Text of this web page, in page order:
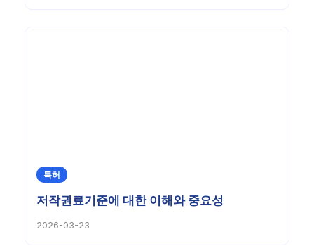
특허
저작권료기준에 대한 이해와 중요성
2026-03-23